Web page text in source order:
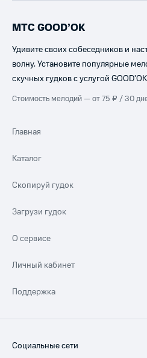
МТС GOOD’OK
Удивите своих собеседников и
волну. Установите популярные
скучных гудков с услугой
Стоимость мелодий — от 75 ₽ / 30
Главная
Каталог
Скопируй гудок
Загрузи гудок
О сервисе
Личный кабинет
Поддержка
Социальные сети